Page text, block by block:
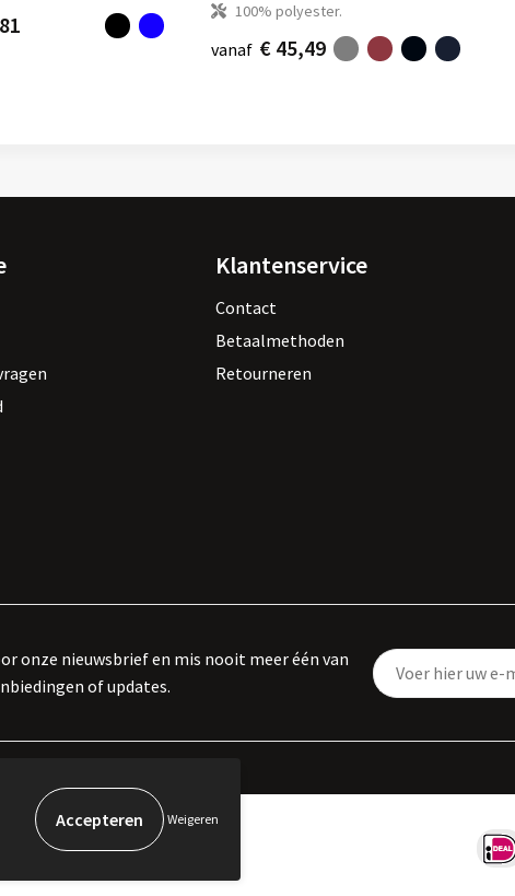
100% polyester.
vanaf € 45,49
Klantenservice
Contact
Betaalmethoden
Retourneren
onze nieuwsbrief en mis nooit meer één van
of updates.
Weigeren